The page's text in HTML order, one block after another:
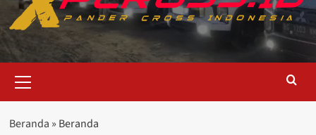
Menu
Beranda » Beranda